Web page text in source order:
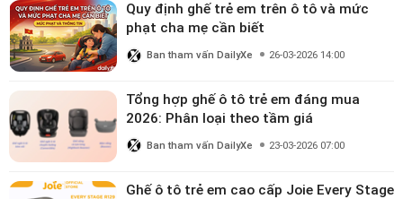
Quy định ghế trẻ em trên ô tô và mức
phạt cha mẹ cần biết
Ban tham vấn DailyXe 26-03-2026 14:00
Tổng hợp ghế ô tô trẻ em đáng mua
2026: Phân loại theo tầm giá
Ban tham vấn DailyXe 23-03-2026 07:00
Ghế ô tô trẻ em cao cấp Joie Every Stage